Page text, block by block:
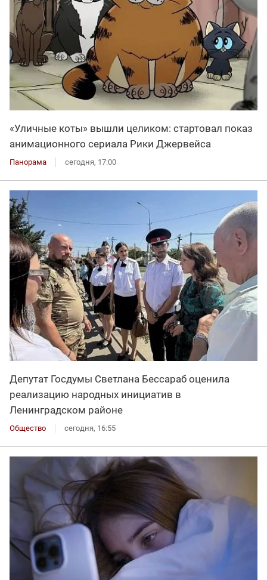
«Уличные коты» вышли целиком: стартовал показ
анимационного сериала Рики Джервейса
Панорама сегодня, 17:00
Депутат Госдумы Светлана Бессараб оценила
реализацию народных инициатив в
Ленинградском районе
Общество сегодня, 16:55